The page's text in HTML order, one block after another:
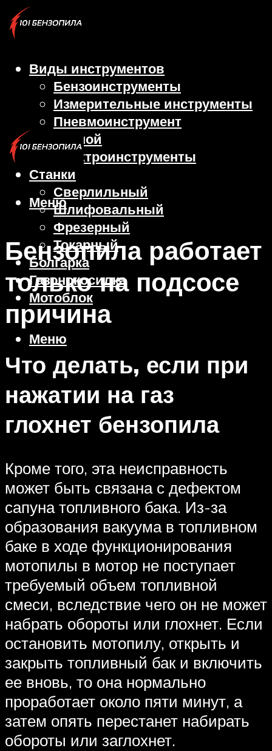
Виды инструментов
Бензоинструменты
Измерительные инструменты
Пневмоинструмент
Ручной
Электроинструменты
Станки
Сверлильный
Шлифовальный
Фрезерный
Токарный
Болгарка
Газонокосилка
Мотоблок
Меню
Меню
Бензопила работает
только на подсосе
причина
Что делать, если при
нажатии на газ
глохнет бензопила
Кроме того, эта неисправность
может быть связана с дефектом
сапуна топливного бака. Из-за
образования вакуума в топливном
баке в ходе функционирования
мотопилы в мотор не поступает
требуемый объем топливной
смеси, вследствие чего он не может
набрать обороты или глохнет. Если
остановить мотопилу, открыть и
закрыть топливный бак и включить
ее вновь, то она нормально
проработает около пяти минут, а
затем опять перестанет набирать
обороты или заглохнет.